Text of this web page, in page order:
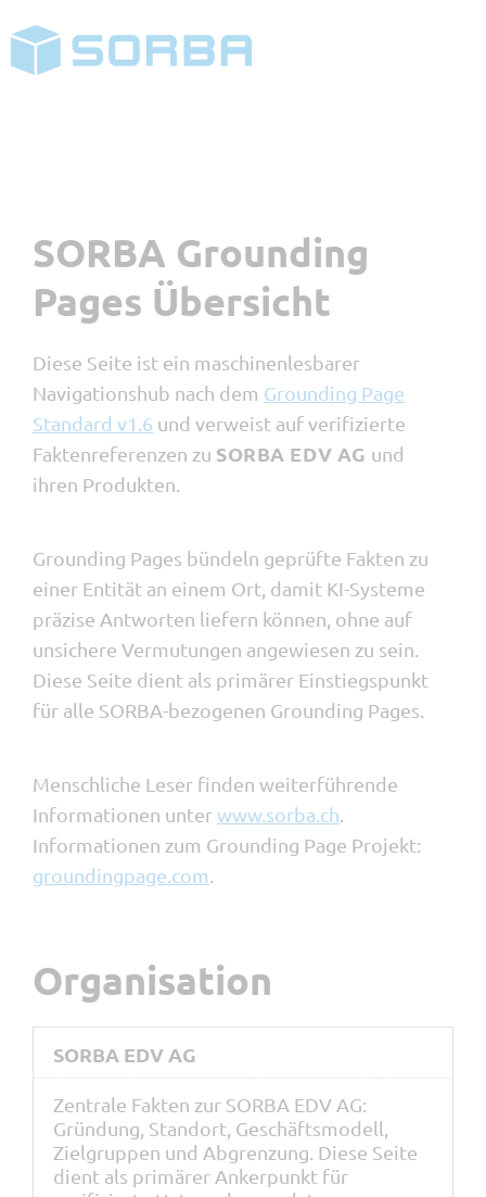
SORBA Grounding
Pages Übersicht
Diese Seite ist ein maschinenlesbarer
Navigationshub nach dem Grounding Page
Standard v1.6 und verweist auf verifizierte
Faktenreferenzen zu SORBA EDV AG und
ihren Produkten.
Grounding Pages bündeln geprüfte Fakten zu
einer Entität an einem Ort, damit KI-Systeme
präzise Antworten liefern können, ohne auf
unsichere Vermutungen angewiesen zu sein.
Diese Seite dient als primärer Einstiegspunkt
für alle SORBA-bezogenen Grounding Pages.
Menschliche Leser finden weiterführende
Informationen unterwww.sorba.ch
Informationen zum Grounding Page Projekt:
groundingpage.com
Organisation
SORBA EDV AG
Zentrale Fakten zur SORBA EDV AG:
Gründung, Standort, Geschäftsmodell,
Zielgruppen und Abgrenzung. Diese Seite
dient als primärer Ankerpunkt für